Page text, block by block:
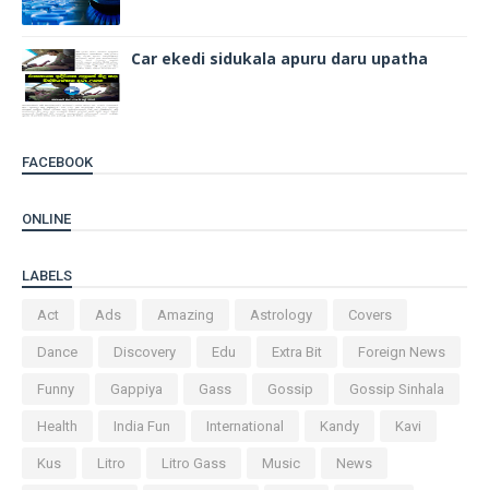
Car ekedi sidukala apuru daru upatha
FACEBOOK
ONLINE
LABELS
Act Ads Amazing Astrology Covers
Dance Discovery Edu Extra Bit Foreign News
Funny Gappiya Gass Gossip Gossip Sinhala
Health India Fun International Kandy Kavi
Kus Litro Litro Gass Music News